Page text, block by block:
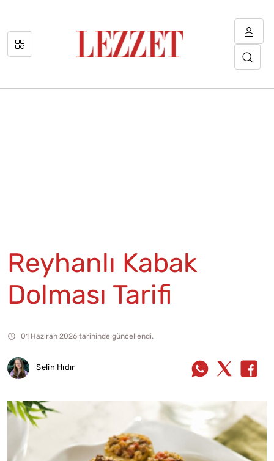
Reyhanlı Kabak
Dolması Tarifi
01 Haziran 2026 tarihinde güncellendi.
Selin Hıdır